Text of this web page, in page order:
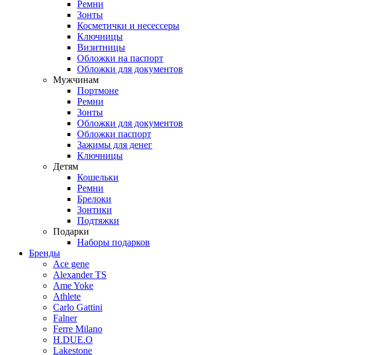
Ремни
Зонты
Косметички и несессеры
Ключницы
Визитницы
Обложки на паспорт
Обложки для документов
Мужчинам
Портмоне
Ремни
Зонты
Обложки для документов
Обложки паспорт
Зажимы для денег
Ключницы
Детям
Кошельки
Ремни
Брелоки
Зонтики
Подтяжки
Подарки
Наборы подарков
Бренды
Ace gene
Alexander TS
Ame Yoke
Athlete
Carlo Gattini
Falner
Ferre Milano
H.DUE.O
Lakestone